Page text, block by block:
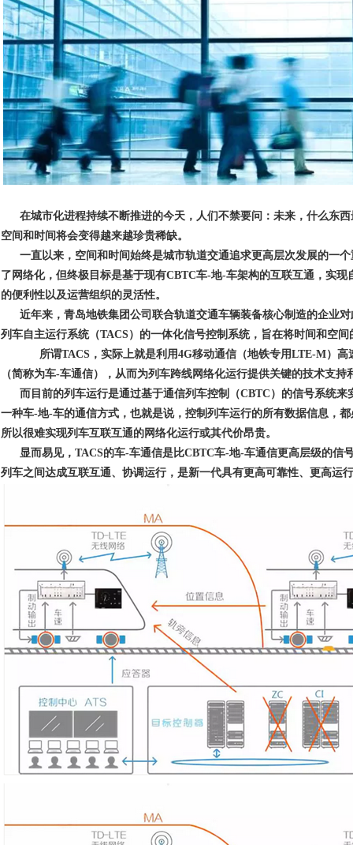
在城市化进程持续不断推进的今天，人们不禁要问：未来，什么东
空间和时间将会变得越来越珍贵稀缺。
一直以来，空间和时间始终是城市轨道交通追求更高层次发展的一
了网络化，但终极目标是基于现有CBTC车-地-车架构的互联互通，实
的便利性以及运营组织的灵活性。
近年来，青岛地铁集团公司联合轨道交通车辆装备核心制造的企业
列车自主运行系统（TACS）的一体化信号控制系统，旨在将时间和空
所谓TACS，实际上就是利用4G移动通信（地铁专用LTE-M）高
（简称为车-车通信），从而为列车跨线网络化运行提供关键的技术支持
而目前的列车运行是通过基于通信列车控制（CBTC）的信号系统
一种车-地-车的通信方式，也就是说，控制列车运行的所有数据信息，
所以很难实现列车互联互通的网络化运行或其代价昂贵。
显而易见，TACS的车-车通信是比CBTC车-地-车通信更高层级的信
列车之间达成互联互通、协调运行，是新一代具有更高可靠性、更高运